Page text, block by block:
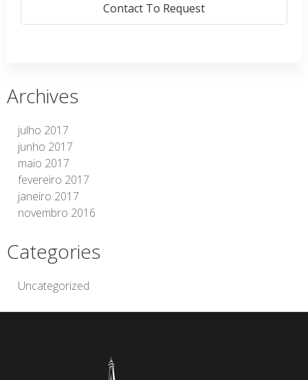
Contact To Request
Archives
julho 2017
junho 2017
maio 2017
fevereiro 2017
janeiro 2017
novembro 2016
Categories
Uncategorized